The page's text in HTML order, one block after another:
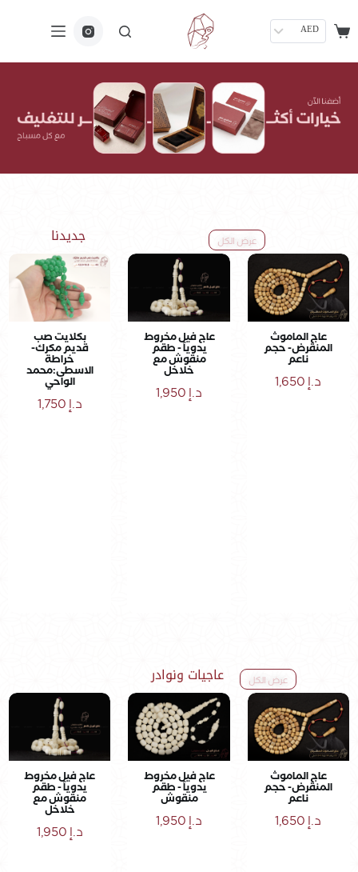
AED
عرض الكل جديدنا
عاج الماموث
المنقرض- حجم
ناعم
د.إ1,650
عاج فيل مخروط
يدوياً - طقم
منقوش مع
خلاخل
د.إ
بكلايت صب
قديم مكرك-
خراطة
الاسطى:محمد
الواحي
د.إ
عرض الكل عاجيات ونوادر
عاج الماموث
المنقرض- حجم
ناعم
د.إ1,650
عاج فيل مخروط
يدوياً - طقم
منقوش
د.إ
عاج فيل مخروط
يدوياً - طقم
منقوش مع
خلاخل
د.إ